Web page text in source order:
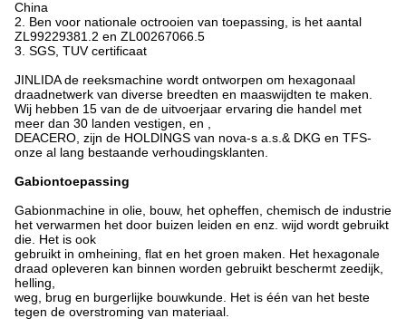
China
2. Ben voor nationale octrooien van toepassing, is het aantal
ZL99229381.2 en ZL00267066.5
3. SGS, TUV certificaat
JINLIDA de reeksmachine wordt ontworpen om hexagonaal
draadnetwerk van diverse breedten en maaswijdten te maken.
Wij hebben 15 van de de uitvoerjaar ervaring die handel met
meer dan 30 landen vestigen, en ,
DEACERO, zijn de HOLDINGS van nova-s a.s.& DKG en TFS-
onze al lang bestaande verhoudingsklanten.
Gabiontoepassing
Gabionmachine in olie, bouw, het opheffen, chemisch de industrie
het verwarmen het door buizen leiden en enz. wijd wordt gebruikt
die. Het is ook
gebruikt in omheining, flat en het groen maken. Het hexagonale
draad opleveren kan binnen worden gebruikt beschermt zeedijk,
helling,
weg, brug en burgerlijke bouwkunde. Het is één van het beste
tegen de overstroming van materiaal.